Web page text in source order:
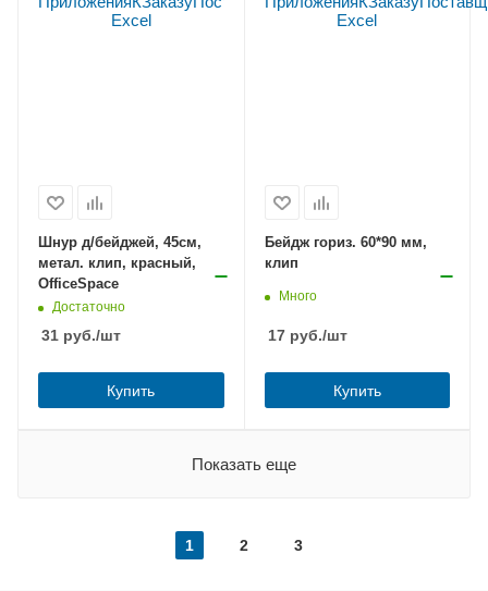
Шнур д/бейджей, 45см,
метал. клип, красный,
OfficeSpace
Достаточно
31 руб./шт
Купить
Бейдж гориз. 60*90 мм,
клип
Много
17руб./шт
Купить
Показать еще
1 2 3